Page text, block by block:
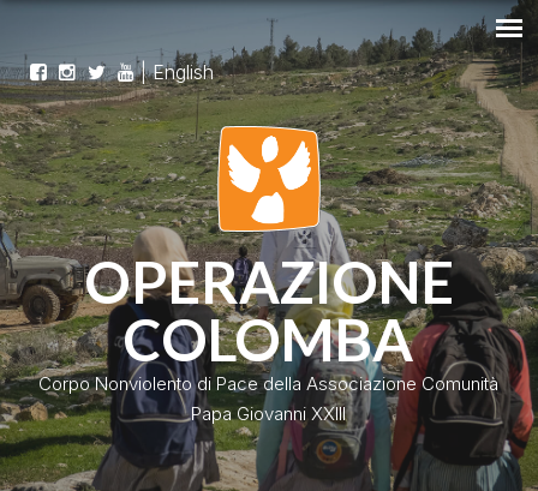
|English
OPERAZIONE
COLOMBA
Corpo Nonviolento di Pace della Associazione Comunità
Papa Giovanni XXIII